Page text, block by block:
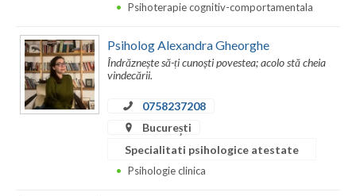
Psihoterapie cognitiv-comportamentala
Psiholog Alexandra Gheorghe
Îndrăznește să-ți cunoști povestea; acolo stă cheia
vindecării.
0758237208
București
Specialitati psihologice atestate
Psihologie clinica